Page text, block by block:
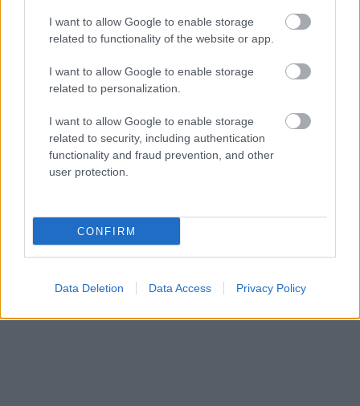
I want to allow Google to enable storage
related to functionality of the website or app.
I want to allow Google to enable storage
related to personalization.
I want to allow Google to enable storage
related to security, including authentication
functionality and fraud prevention, and other
user protection.
CONFIRM
Data Deletion Data Access Privacy Policy
“sarežģītām sarunām”
ar Putinu; Slaidiņš
pasaka, kas visu varētu
izšķirt
kļūdu var pieļaut
daudzi! Pēc “Maxima”
apmeklējuma klients
brīdina citus